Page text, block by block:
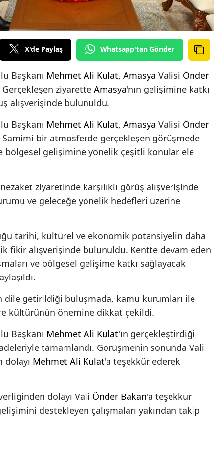
X'de Paylaş Whatsapp'tan Gönder
Başkanı Mehmet Ali Kulat, Amasya Valisi Önder
ziyarette Amasya'nın gelişimine katkı
alışverişinde bulunuldu.
Başkanı Mehmet Ali Kulat, Amasya Valisi Önder
Samimi bir atmosferde gerçekleşen görüşmede
bölgesel gelişimine yönelik çeşitli konular ele
ziyaretinde karşılıklı görüş alışverişinde
ve geleceğe yönelik hedefleri üzerine
tarihi, kültürel ve ekonomik potansiyelin daha
fikir alışverişinde bulunuldu. Kentte devam eden
ve bölgesel gelişime katkı sağlayacak
dile getirildiği buluşmada, kamu kurumları ile
kültürünün önemine dikkat çekildi.
Başkanı Mehmet Ali Kulat'ın gerçekleştirdiği
tamamlandı. Görüşmenin sonunda Vali
dolayı Mehmet Ali Kulat'a teşekkür ederek
dolayı Vali Önder Bakan'a teşekkür
destekleyen çalışmaları yakından takip